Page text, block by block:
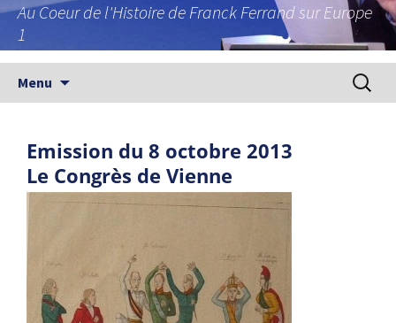
Au Coeur de l'Histoire de Franck Ferrand sur Europe
1
Menu
Emission du 8 octobre 2013
Le Congrès de Vienne